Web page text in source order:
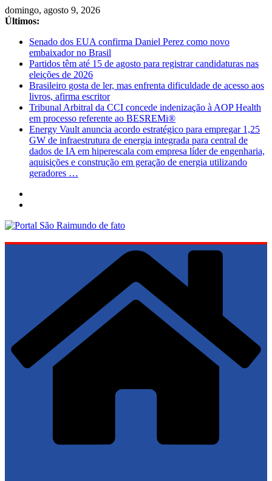
Pular
para
conteúdo
domingo, agosto 9, 2026
Últimos:
Senado dos EUA confirma Daniel Perez como novo
embaixador no Brasil
Partidos têm até 15 de agosto para registrar candidaturas nas
eleições de 2026
Brasileiro gosta de ler, mas enfrenta dificuldade de acesso aos
livros, afirma escritor
Tribunal Arbitral da CCI concede indenização à AOP Health
em processo referente ao BESREMi®
Energy Vault anuncia acordo estratégico para empregar 1,25
GW de infraestrutura de energia integrada para central de
dados de IA em hiperescala com empresa líder de engenharia,
aquisições e construção em geração de energia utilizando
geradores …